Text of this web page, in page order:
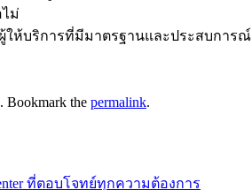
ม่
ให้บริการที่มีมาตรฐานและประสบการณ์
. Bookmark the permalink.
ที่ตอบโจทย์ทุกความต้องการ